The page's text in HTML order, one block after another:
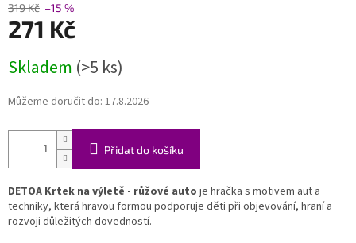
319 Kč –15 %
271 Kč
cena:
Skladem (>5 ks)
Můžeme doručit do: 17.8.2026
Přidat do košíku
DETOA Krtek na výletě - růžové auto je hračka s motivem aut a
techniky, která hravou formou podporuje děti při objevování, hraní a
rozvoji důležitých dovedností.